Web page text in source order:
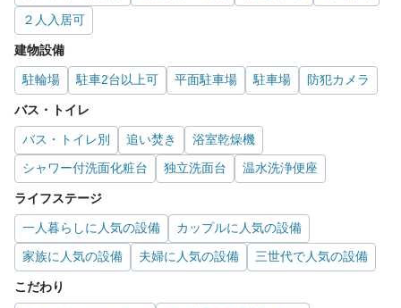
２人入居可
建物設備
駐輪場 駐車2台以上可 平面駐車場 駐車場 防犯カメラ
バス・トイレ
バス・トイレ別 追い焚き
浴室乾燥機
シャワー付洗面化粧台
独立洗面台 温水洗浄便座
ライフステージ
一人暮らしに人気の設備
カップルに人気の設備
家族に人気の設備
夫婦に人気の設備 三世代で人気の設備
こだわり